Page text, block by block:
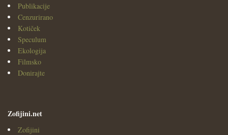
Publikacije
Cenzurirano
Kotiček
Speculum
Ekologija
Filmsko
Donirajte
Zofijini.net
Zofijini